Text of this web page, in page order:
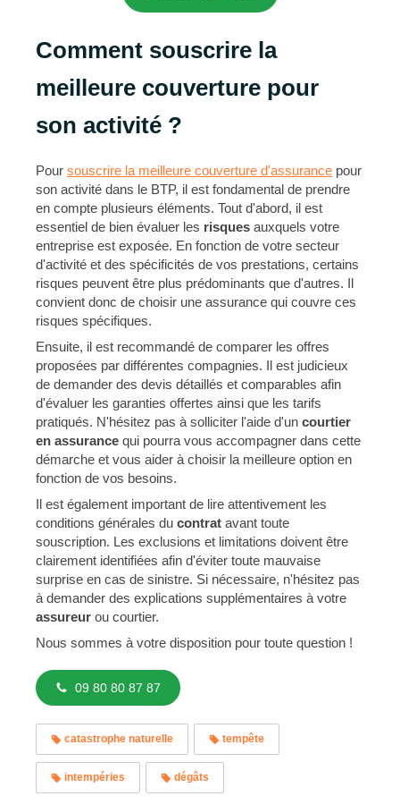
Comment souscrire la
meilleure couverture pour
son activité ?
Pour souscrire la meilleure couverture d'assurance pour
son activité dans le BTP, il est fondamental de prendre
en compte plusieurs éléments. Tout d'abord, il est
essentiel de bien évaluer les risques auxquels votre
entreprise est exposée. En fonction de votre secteur
d'activité et des spécificités de vos prestations, certains
risques peuvent être plus prédominants que d'autres. Il
convient donc de choisir une assurance qui couvre ces
risques spécifiques.
Ensuite, il est recommandé de comparer les offres
proposées par différentes compagnies. Il est judicieux
de demander des devis détaillés et comparables afin
d'évaluer les garanties offertes ainsi que les tarifs
pratiqués. N'hésitez pas à solliciter l'aide d'un courtier
en assurance qui pourra vous accompagner dans cette
démarche et vous aider à choisir la meilleure option en
fonction de vos besoins.
Il est également important de lire attentivement les
conditions générales du contrat avant toute
souscription. Les exclusions et limitations doivent être
clairement identifiées afin d'éviter toute mauvaise
surprise en cas de sinistre. Si nécessaire, n'hésitez pas
à demander des explications supplémentaires à votre
assureur ou courtier.
Nous sommes à votre disposition pour toute question !
09 80 80 87 87
catastrophe naturelle tempête
intempéries dégâts